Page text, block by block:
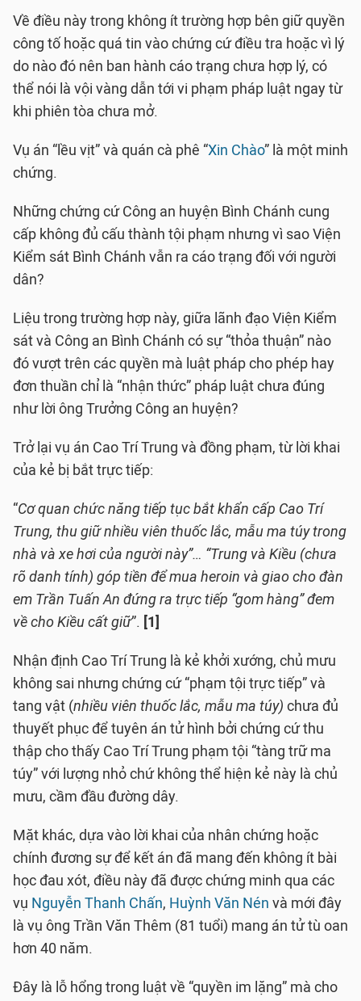
Về điều này trong không ít trường hợp bên giữ quyền
công tố hoặc quá tin vào chứng cứ điều tra hoặc vì lý
do nào đó nên ban hành cáo trạng chưa hợp lý, có
thể nói là vội vàng dẫn tới vi phạm pháp luật ngay từ
khi phiên tòa chưa mở.
Vụ án “lều vịt” và quán cà phê “Xin Chào” là một minh
chứng.
Những chứng cứ Công an huyện Bình Chánh cung
cấp không đủ cấu thành tội phạm nhưng vì sao Viện
Kiểm sát Bình Chánh vẫn ra cáo trạng đối với người
dân?
Liệu trong trường hợp này, giữa lãnh đạo Viện Kiểm
sát và Công an Bình Chánh có sự “thỏa thuận” nào
đó vượt trên các quyền mà luật pháp cho phép hay
đơn thuần chỉ là “nhận thức” pháp luật chưa đúng
như lời ông Trưởng Công an huyện?
Trở lại vụ án Cao Trí Trung và đồng phạm, từ lời khai
của kẻ bị bắt trực tiếp:
“Cơ quan chức năng tiếp tục bắt khẩn cấp Cao Trí
Trung, thu giữ nhiều viên thuốc lắc, mẫu ma túy trong
nhà và xe hơi của người này”… “Trung và Kiều (chưa
rõ danh tính) góp tiền để mua heroin và giao cho đàn
em Trần Tuấn An đứng ra trực tiếp “gom hàng” đem
về cho Kiều cất giữ”. [1]
Nhận định Cao Trí Trung là kẻ khởi xướng, chủ mưu
không sai nhưng chứng cứ “phạm tội trực tiếp” và
tang vật (nhiều viên thuốc lắc, mẫu ma túy) chưa đủ
thuyết phục để tuyên án tử hình bởi chứng cứ thu
thập cho thấy Cao Trí Trung phạm tội “tàng trữ ma
túy” với lượng nhỏ chứ không thể hiện kẻ này là chủ
mưu, cầm đầu đường dây.
Mặt khác, dựa vào lời khai của nhân chứng hoặc
chính đương sự để kết án đã mang đến không ít bài
học đau xót, điều này đã được chứng minh qua các
vụ Nguyễn Thanh Chấn, Huỳnh Văn Nén và mới đây
là vụ ông Trần Văn Thêm (81 tuổi) mang án tử tù oan
hơn 40 năm.
Đây là lỗ hổng trong luật về “quyền im lặng” mà cho